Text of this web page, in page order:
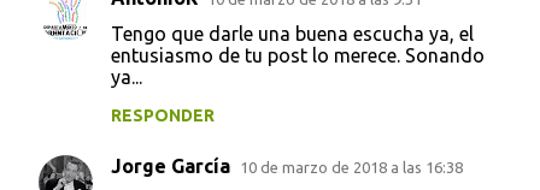
a
s
Tengo que darle una buena escucha ya, el
entusiasmo de tu post lo merece. Sonando
ya...
RESPONDER
Jorge García 10 de marzo de 2018 a las 16:38